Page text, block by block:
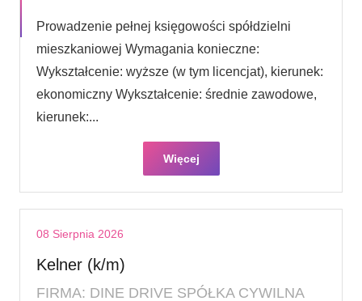
Prowadzenie pełnej księgowości spółdzielni
mieszkaniowej Wymagania konieczne:
Wykształcenie: wyższe (w tym licencjat), kierunek:
ekonomiczny Wykształcenie: średnie zawodowe,
kierunek:...
Więcej
08 Sierpnia 2026
Kelner (k/m)
FIRMA: DINE DRIVE SPÓŁKA CYWILNA